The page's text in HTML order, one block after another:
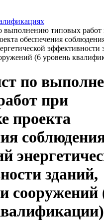
выполнению типовых работ
обеспечения
эффективности
(6 уровень
по
при
проекта
зданий,
сооружений